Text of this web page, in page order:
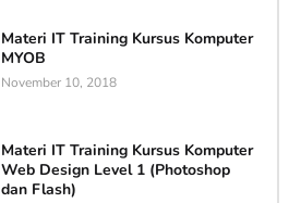
Materi IT Training Kursus Komputer
MYOB
November 10, 2018
Materi IT Training Kursus Komputer
Web Design Level 1 (Photoshop
dan Flash)